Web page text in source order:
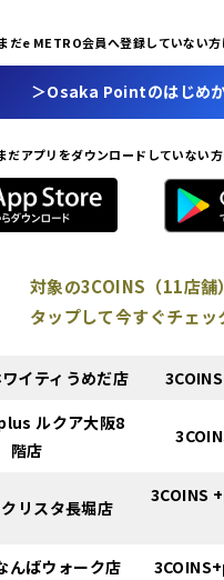
だe METRO会員へ登録していない方
＞Osaka Pointのはじめ
だアプリをダウンロードしていない方
対象の3COINS（11店舗
タップして今すぐチェ
イティうめだ店 3COINS
ルクア大阪8
階店
クリスタ長堀店
3COINS
んばウォーク店